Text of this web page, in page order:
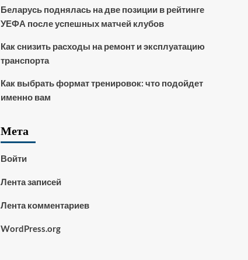
Беларусь поднялась на две позиции в рейтинге
УЕФА после успешных матчей клубов
Как снизить расходы на ремонт и эксплуатацию
транспорта
Как выбрать формат тренировок: что подойдет
именно вам
Мета
Войти
Лента записей
Лента комментариев
WordPress.org